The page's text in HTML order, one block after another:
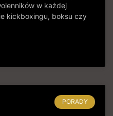
w każdej
kickboxingu, boksu czy
PORADY